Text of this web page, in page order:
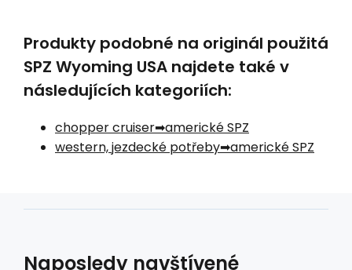
Produkty podobné na originál použitá
SPZ Wyoming USA najdete také v
následujících kategoriích:
chopper cruiser americké SPZ
western, jezdecké potřeby americké SPZ
Naposledy navštívené